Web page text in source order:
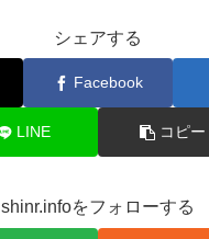
シェアする
Facebook
LINE コピー
shinr.infoをフォローする